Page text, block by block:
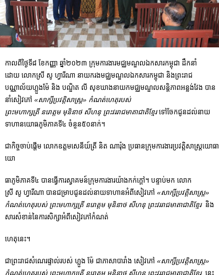
កាលពីថ្ងៃទី៨ ខែកញ្ញា ឆ្នាំ២០២៣ ក្រុមការងារមជ្ឈមណ្ឌលឯកសារកម្ពុជា ដឹកនាំ
ដោយ លោកស្រី សូ ហ្វារីណា នាយករងមជ្ឈមណ្ឌលឯកសារកម្ពុជា និងព្រះរាជ
បណ្ណាល័យហ្លួងម៉ែ និង បណ្ឌិត លី សុខឃាង​នាយកមជ្ឈមណ្ឌលសន្តិភាពអន្លង់វែង បាន
នាំសៀវភៅ «សាក្សីប្រវត្តិសាស្រ្ត» កំណត់ហេតុរបស់
ព្រះមហាក្សត្រី នរោត្តម មុនិនាថ សីហនុ ព្រះវររាជមាតាជាតិខ្មែរទៅចែកជូនដល់នាយ
ទាហានយោធភូមិភាគទី៤ ចំនួន៥០នាក់។
ជាកិច្ចចាប់ផ្តើម លោកឧត្តមសេនីយ៍ត្រី និត ណារ៉ុង ប្រធានក្រុមការងារប្រវត្តិសាស្រ្តយោធា​
យោ
ធាភូមិភាគទី៤ បានធ្វើការស្វាគមន៍ក្រុមការងារយ៉ាងកក់ក្តៅ។ បន្ទាប់មក លោក
ស្រី សូ ហ្វារីណា បានជម្រាបជូនដល់នាយទាហានអំពីសៀវភៅ «សាក្សីប្រវត្តិសាស្រ្ត»
កំណត់ហេតុរបស់ ព្រះមហាក្សត្រី នរោត្តម មុនិនាថ សីហនុ ព្រះវររាជមាតាជាតិខ្មែរនិង
សារសំខាន់នៃការសិក្សាអំពីសៀវភៅកំណត់
ហេតុនេះ។
ជាព្រះរាជសំណេរផ្ទាល់របស់ ហ្លួង ម៉ែ ជាភាសាបារាំង សៀវភៅ «សាក្សីប្រវត្តិសាស្រ្ត»
កំណត់ហេតុរបស់ ព្រះមហាក្សត្រី នរោត្តម មុនិនាថ សីហនុ ព្រះវររាជមាតាជាតិខ្មែរនេះ